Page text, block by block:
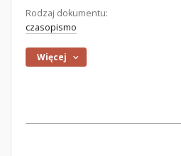
Rodzaj dokumentu:
czasopismo
Więcej